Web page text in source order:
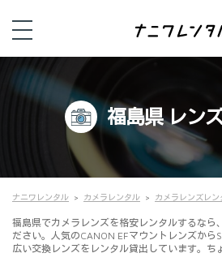
福島県 レン
ナニワレンタル カメラレンタル カメラレンズレン
福島県でカメラレンズを格安レンタルするなら
ださい。人気のCANON EFマウントレンズから
広い交換レンズをレンタル貸出しています。ち